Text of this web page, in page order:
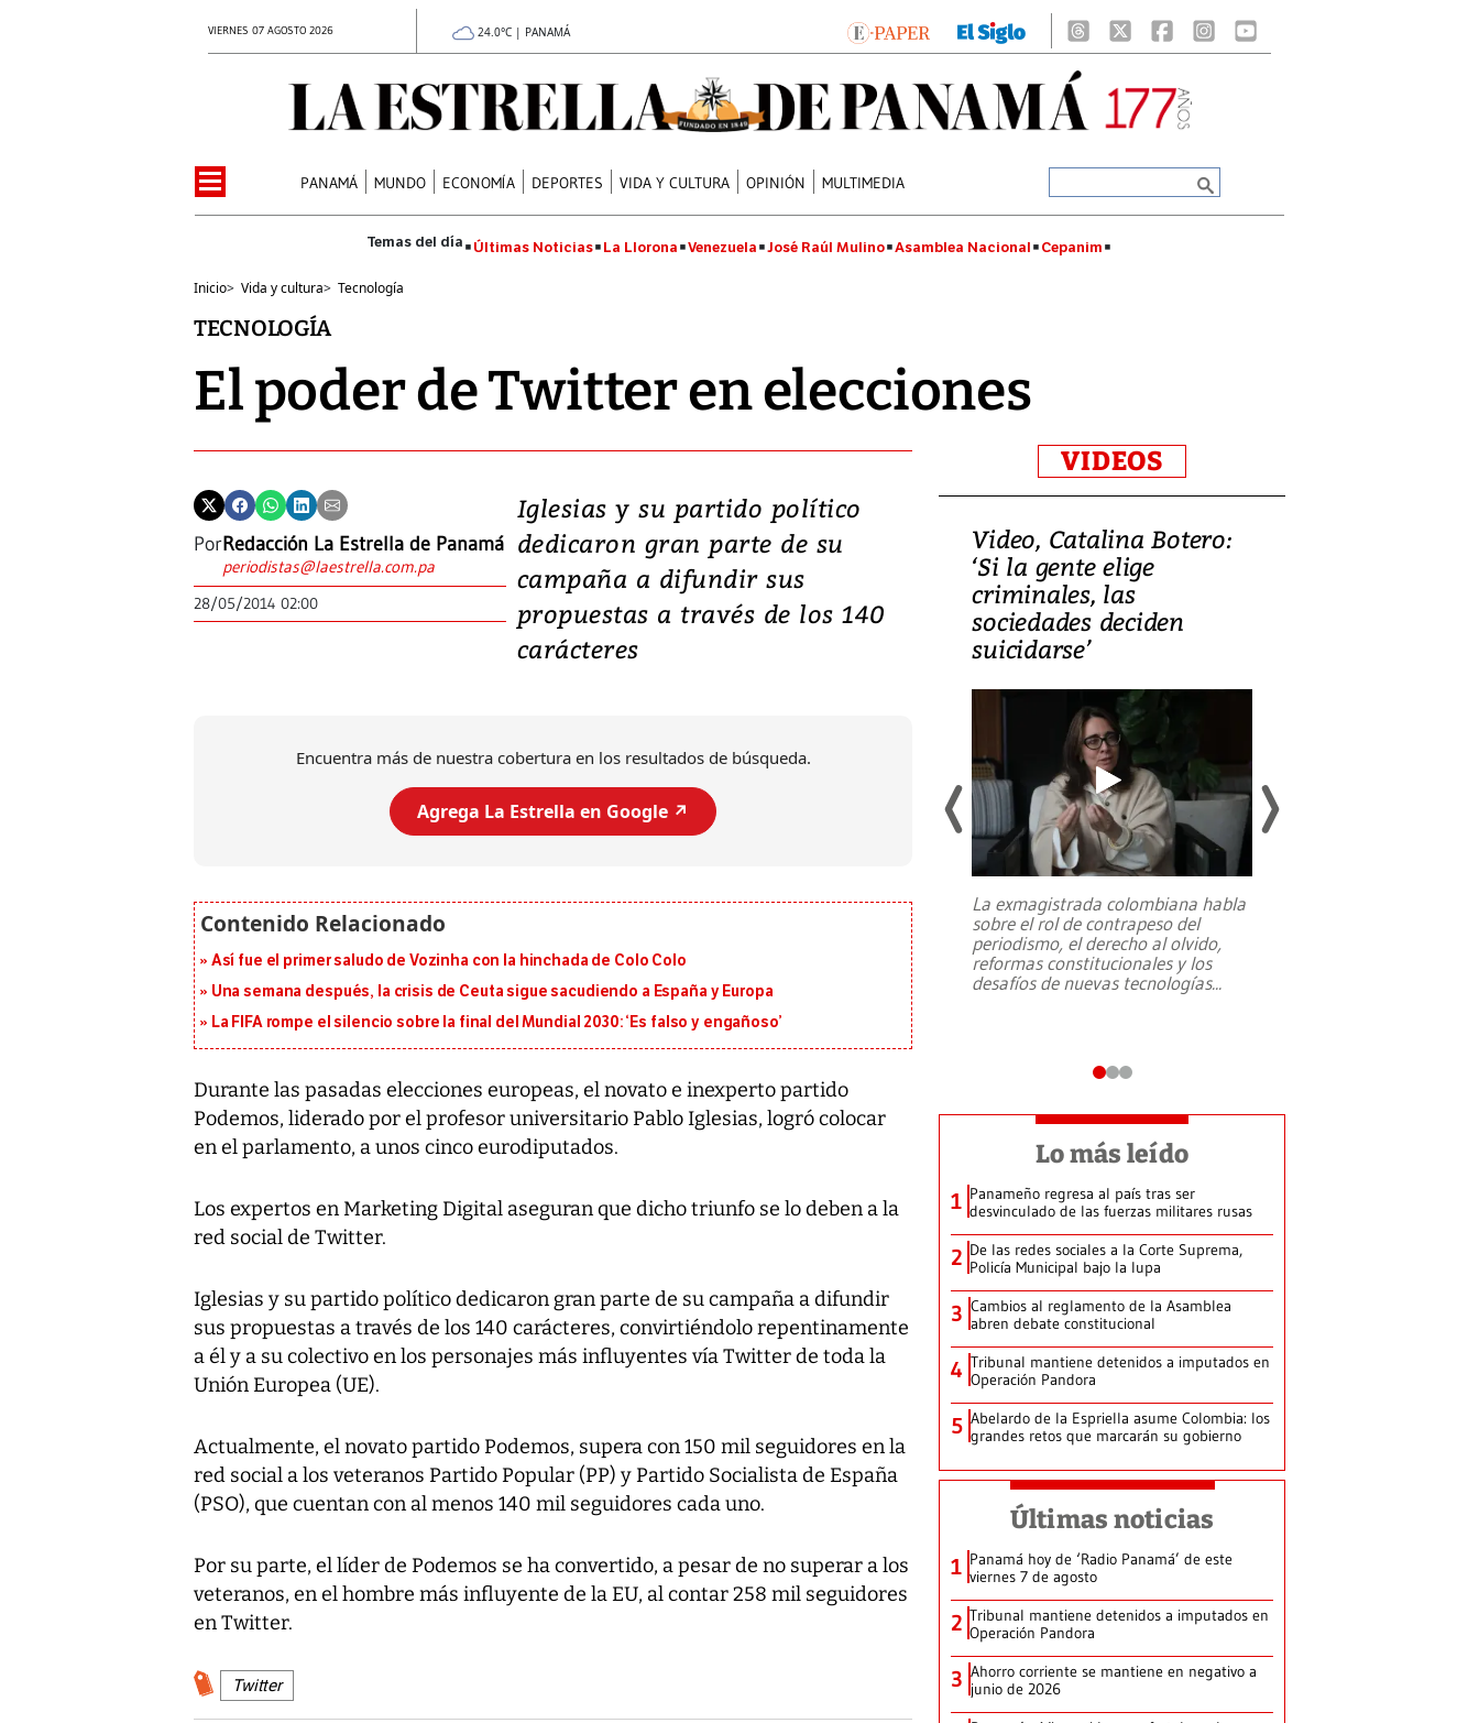
VIERNES 07 AGOSTO 2026 24.0°C | PANAMÁ
PANAMÁ MUNDO ECONOMÍA DEPORTES VIDA Y CULTURA OPINIÓN MULTIMEDIA
Últimas Noticias La Llorona Venezuela José Raúl Mulino Asamblea Nacional Cepanim
Inicio> Vida y cultura> Tecnología
TECNOLOGÍA
El poder de Twitter en elecciones
PorRedacción La Estrella de Panamá
periodistas@laestrella.com.pa
28/05/2014 02:00
Iglesias y su partido político
dedicaron gran parte de su
campaña a difundir sus
propuestas a través de los 140
carácteres
Encuentra más de nuestra cobertura en los resultados de búsqueda.
Agrega La Estrella en Google ↗️
Así fue el primer saludo de Vozinha con la hinchada de Colo Colo
Una semana después, la crisis de Ceuta sigue sacudiendo a España y Europa
La FIFA rompe el silencio sobre la final del Mundial 2030: ‘Es falso y engañoso’
Durante las pasadas elecciones europeas, el novato e inexperto partido
Podemos, liderado por el profesor universitario Pablo Iglesias, logró colocar
en el parlamento, a unos cinco eurodiputados.
Los expertos en Marketing Digital aseguran que dicho triunfo se lo deben a la
red social de Twitter.
Iglesias y su partido político dedicaron gran parte de su campaña a difundir
sus propuestas a través de los 140 carácteres, convirtiéndolo repentinamente
a él y a su colectivo en los personajes más influyentes vía Twitter de toda la
Unión Europea (UE).
Actualmente, el novato partido Podemos, supera con 150 mil seguidores en la
red social a los veteranos Partido Popular (PP) y Partido Socialista de España
(PSO), que cuentan con al menos 140 mil seguidores cada uno.
Por su parte, el líder de Podemos se ha convertido, a pesar de no superar a los
veteranos, en el hombre más influyente de la EU, al contar 258 mil seguidores
en Twitter.
Twitter
VIDEOS
Video, Japón: Terremoto
deja heridos y graves
daños en Kumamoto
al sur de Japón, provocando una
Video, Catalina Botero:
‘Si la gente elige
criminales, las
sociedades deciden
suicidarse’
La exmagistrada colombiana habla
sobre el rol de contrapeso del
periodismo, el derecho al olvido,
reformas constitucionales y los
desafíos de nuevas tecnologías...
Lo más leído
1 Panameño regresa al país tras ser
desvinculado de las fuerzas militares rusas
2 De las redes sociales a la Corte Suprema,
Policía Municipal bajo la lupa
3 Cambios al reglamento de la Asamblea
abren debate constitucional
4 Tribunal mantiene detenidos a imputados en
Operación Pandora
5 Abelardo de la Espriella asume Colombia: los
grandes retos que marcarán su gobierno
Últimas noticias
1 Panamá hoy de ‘Radio Panamá’ de este
viernes 7 de agosto
2 Tribunal mantiene detenidos a imputados en
Operación Pandora
3 Ahorro corriente se mantiene en negativo a
junio de 2026